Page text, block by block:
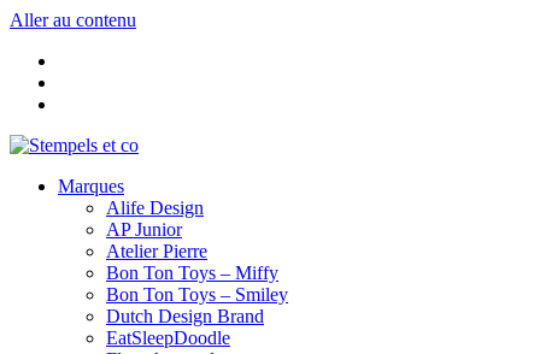
Aller au contenu
Marques
Alife Design
AP Junior
Atelier Pierre
Bon Ton Toys – Miffy
Bon Ton Toys – Smiley
Dutch Design Brand
EatSleepDoodle